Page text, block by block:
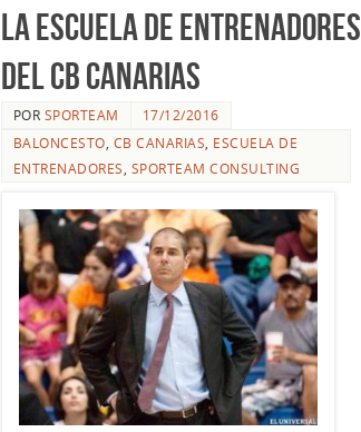
la Escuela de Entrenadores
del CB Canarias
POR SPORTEAM
17/12/2016
BALONCESTO CB CANARIAS ESCUELA DE
ENTRENADORES SPORTEAM CONSULTING